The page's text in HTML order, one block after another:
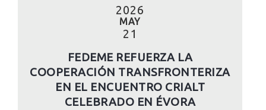
2026
MAY
21
FEDEME REFUERZA LA
COOPERACIÓN TRANSFRONTERIZA
EN EL ENCUENTRO CRIALT
CELEBRADO EN ÉVORA